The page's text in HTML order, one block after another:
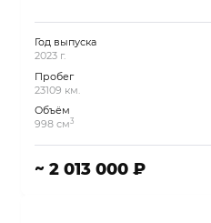
Год выпуска
2023 г.
Пробег
23109 км.
Объём
998 см3
~ 2 013 000 ₽